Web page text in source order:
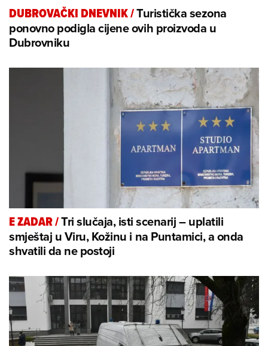
DUBROVAČKI DNEVNIK/Turistička sezona
ponovno podigla cijene ovih proizvoda u
Dubrovniku
E ZADAR/Tri slučaja, isti scenarij – uplatili
smještaj u Viru, Kožinu i na Puntamici, a onda
shvatili da ne postoji